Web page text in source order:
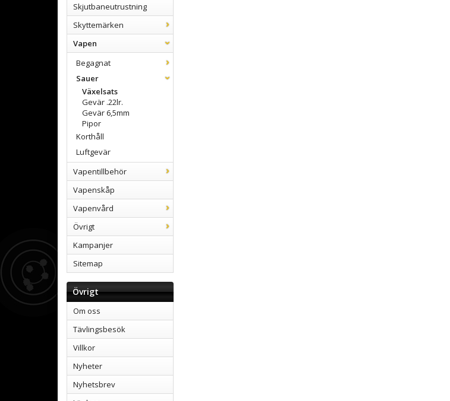
Skjutbaneutrustning
Skyttemärken
Vapen
Begagnat
Sauer
Växelsats
Gevär .22lr.
Gevär 6,5mm
Pipor
Korthåll
Luftgevär
Vapentillbehör
Vapenskåp
Vapenvård
Övrigt
Kampanjer
Sitemap
Övrigt
Om oss
Tävlingsbesök
Villkor
Nyheter
Nyhetsbrev